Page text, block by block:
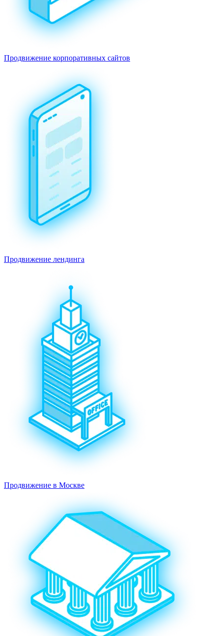
Продвижение корпоративных сайтов
Продвижение лендинга
Продвижение в Москве